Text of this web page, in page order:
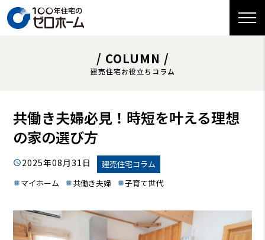
/ COLUMN /
建売住宅お役立ちコラム
共働き夫婦必見！時短を叶える理想
の家の選び方
2025年08月31日
建売住宅コラム
マイホーム
共働き夫婦 子育て世代